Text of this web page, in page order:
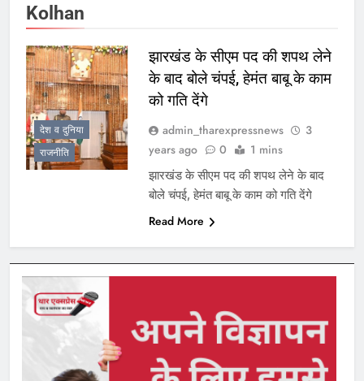
Kolhan
देश व दुनिया
राजनीति
झारखंड के सीएम पद की शपथ लेने
के बाद बोले चंपई, हेमंत बाबू के काम
को गति देंगे
admin_tharexpressnews
3
years ago
0 1 mins
झारखंड के सीएम पद की शपथ लेने के बाद
बोले चंपई, हेमंत बाबू के काम को गति देंगे
Read More